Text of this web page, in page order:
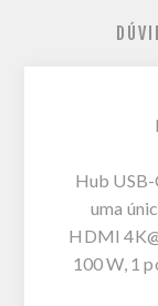
Hub
uma
HDMI
100 W, 1